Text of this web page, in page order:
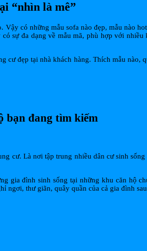
“nhìn là mê”
có những mẫu sofa nào đẹp, mẫu nào
sự đa dạng về mẫu mã, phù hợp với
cư đẹp tại nhà khách hàng. Thích mẫu
bạn đang tìm kiếm
cư. Là nơi tập trung nhiều dân cư sinh
gia đình sinh sống tại những khu căn hộ
ngơi, thư giãn, quây quần của cả gia đình